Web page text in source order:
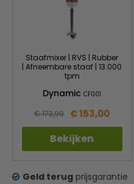
Staafmixer | RVS | Rubber
| Afneembare staaf | 13.000
tpm
DynamicCF001
€ 173,99 € 153,00
Bekijken
Geld terug prijsgarantie